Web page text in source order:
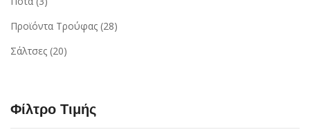
Προϊόντα Τρούφας (28)
Σάλτσες (20)
Φίλτρο Τιμής